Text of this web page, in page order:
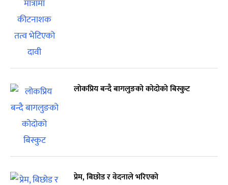
लोकप्रिय बन्दै बागलुङको कोदोको बिस्कुट
प्रेम, बिछोड र वेदनाले भरिएको